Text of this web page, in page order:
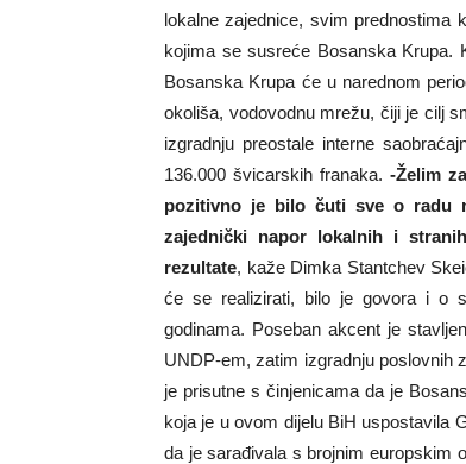
lokalne zajednice, svim
kojima se susreće Bosanska Krupa.
Bosanska Krupa će u narednom
okoliša, vodovodnu mrežu, čiji je cilj
izgradnju preostale interne
136.000 švicarskih franaka.-Želim
pozitivno je bilo čuti sve o radu
zajednički napor lokalnih i
rezultate, kaže Dimka Stantchev
će se realizirati, bilo je govora i o
godinama. Poseban akcent je
UNDP-em, zatim izgradnju poslovnih
je prisutne s činjenicama da je
koja je u ovom dijelu BiH uspostavila
da je sarađivala s brojnim europskim